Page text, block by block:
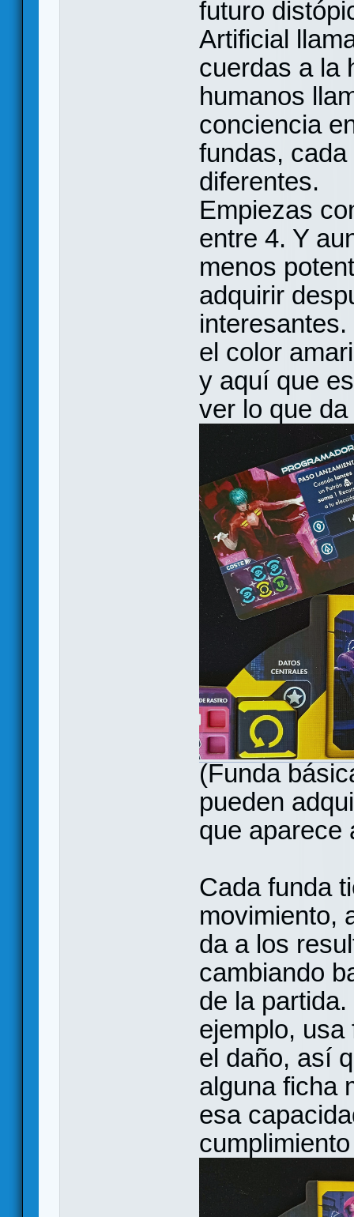
futuro
Artificial
cuerdas a la
humanos
conciencia
fundas,
diferentes.
Empiezas
entre 4. Y
menos
adquirir
el color
y aquí que
ver lo que
(Funda
pueden
que aparece
Cada funda
movimiento,
da a los
cambiando
de la
ejemplo,
el daño, así
alguna ficha
esa